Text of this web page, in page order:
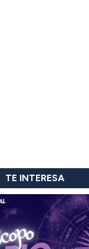
TE INTERESA